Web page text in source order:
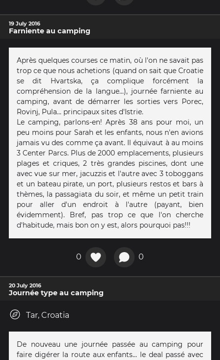
19 July 2016
Farniente au camping
Après quelques courses ce matin, où l'on ne savait pas
trop ce que nous achetions (quand on sait que Croatie
se dit Hvartska, ça complique forcément la
compréhension de la langue...), journée farniente au
camping, avant de démarrer les sorties vers Porec,
Rovinj, Pula... principaux sites d'Istrie.
Le camping, parlons-en! Après 38 ans pour moi, un
peu moins pour Sarah et les enfants, nous n'en avions
jamais vu des comme ça avant. Il équivaut à au moins
3 Center Parcs. Plus de 2000 emplacements, plusieurs
plages et criques, 2 très grandes piscines, dont une
avec vue sur mer, jacuzzis et l'autre avec 3 toboggans
et un bateau pirate, un port, plusieurs restos et bars à
thèmes, la passagiata du soir, et même un petit train
pour aller d'un endroit à l'autre (payant, bien
évidemment). Bref, pas trop ce que l'on cherche
d'habitude, mais bon on y est, alors pourquoi pas!!!
0 0
20 July 2016
Journée type au camping
Tar, Croatia
De nouveau une journée passée au camping pour
faire digérer la route aux enfants... le deal passé avec